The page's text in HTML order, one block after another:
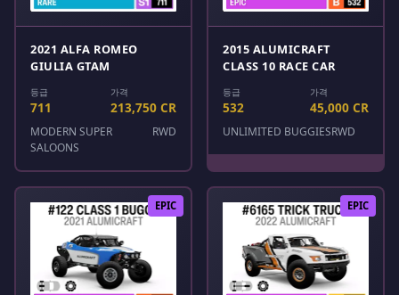
2021 ALFA ROMEO
GIULIA GTAM
등급
711
가격
213,750 CR
MODERN SUPER
SALOONS
RWD
2015 ALUMICRAFT
CLASS 10 RACE CAR
등급
532
가격
45,000 CR
UNLIMITED BUGGIESRWD
EPIC EPIC